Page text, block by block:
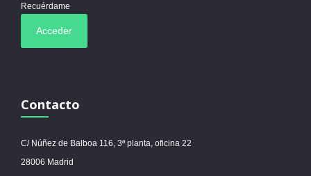
Recuérdame
Contacto
C/ Núñez de Balboa 116, 3ª planta, oficina 22
28006 Madrid